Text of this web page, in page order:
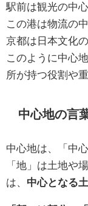
駅前は観光の中
この港は物流の
京都は日本文化
このように中心
所が持つ役割や
中心地の言
中心地は、「中
「地」は土地や
は、 中心となる